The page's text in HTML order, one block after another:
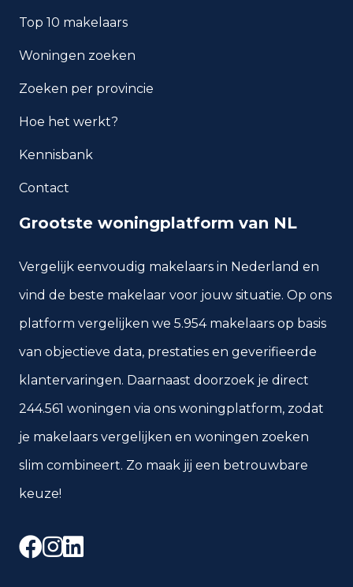
Hoe veilig is wonen in
Welke woningtypen komen
het meest voor in Amsterdam?
Top 10 makelaars
Woningen zoeken
Zoeken per provincie
Hoe het werkt?
Kennisbank
Contact
Grootste woningplatform van NL
Vergelijk eenvoudig makelaars in Nederland en
vind de beste makelaar voor jouw situatie. Op ons
platform vergelijken we 5.954 makelaars op basis
van objectieve data, prestaties en geverifieerde
klantervaringen. Daarnaast doorzoek je direct
244.561 woningen via ons woningplatform, zodat
je makelaars vergelijken en woningen zoeken
slim combineert. Zo maak jij een betrouwbare
keuze!
Facebook
Instagram
LinkedIn